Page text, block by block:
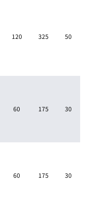
120 325 50
60 175 30
60 175 30